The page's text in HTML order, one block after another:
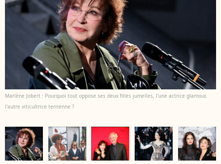
Marlène Jobert : Pourquoi tout oppose ses deux filles jumelles, l'une actrice glamour,
l'autre viticultrice terrienne ?